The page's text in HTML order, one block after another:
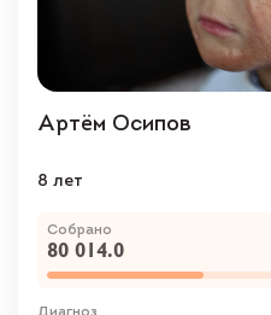
Артём Осипов
8 лет
Собрано
80 014.0